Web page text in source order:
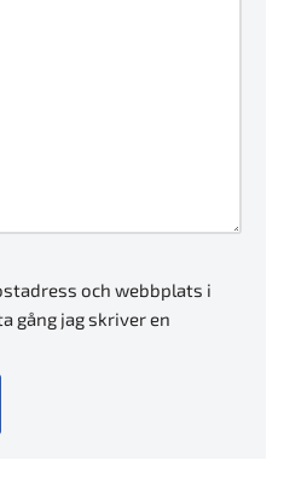
och webbplats i
gång jag skriver en